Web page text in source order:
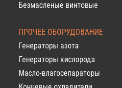
Безмасленые винтовые
ПРОЧЕЕ ОБОРУДОВАНИЕ
Генераторы азота
Генераторы кислорода
Масло-влагосепараторы